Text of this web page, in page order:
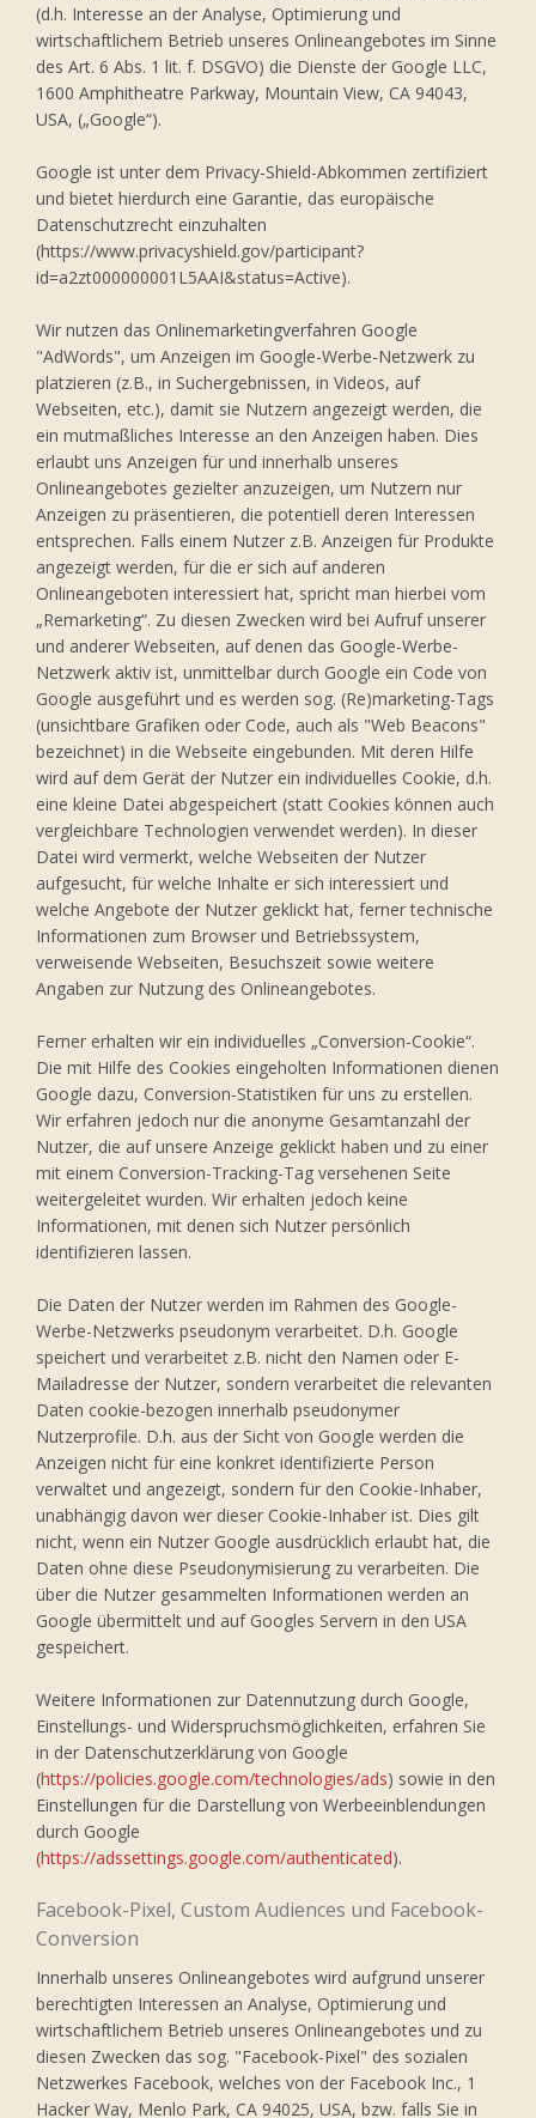
(d.h. Interesse an der Analyse, Optimierung und
wirtschaftlichem Betrieb unseres Onlineangebotes im Sinne
des Art. 6 Abs. 1 lit. f. DSGVO) die Dienste der Google LLC,
1600 Amphitheatre Parkway, Mountain View, CA 94043,
USA, („Google“).
Google ist unter dem Privacy-Shield-Abkommen zertifiziert
und bietet hierdurch eine Garantie, das europäische
Datenschutzrecht einzuhalten
(https://www.privacyshield.gov/participant?
id=a2zt000000001L5AAI&status=Active).
Wir nutzen das Onlinemarketingverfahren Google
"AdWords", um Anzeigen im Google-Werbe-Netzwerk zu
platzieren (z.B., in Suchergebnissen, in Videos, auf
Webseiten, etc.), damit sie Nutzern angezeigt werden, die
ein mutmaßliches Interesse an den Anzeigen haben. Dies
erlaubt uns Anzeigen für und innerhalb unseres
Onlineangebotes gezielter anzuzeigen, um Nutzern nur
Anzeigen zu präsentieren, die potentiell deren Interessen
entsprechen. Falls einem Nutzer z.B. Anzeigen für Produkte
angezeigt werden, für die er sich auf anderen
Onlineangeboten interessiert hat, spricht man hierbei vom
„Remarketing“. Zu diesen Zwecken wird bei Aufruf unserer
und anderer Webseiten, auf denen das Google-Werbe-
Netzwerk aktiv ist, unmittelbar durch Google ein Code von
Google ausgeführt und es werden sog. (Re)marketing-Tags
(unsichtbare Grafiken oder Code, auch als "Web Beacons"
bezeichnet) in die Webseite eingebunden. Mit deren Hilfe
wird auf dem Gerät der Nutzer ein individuelles Cookie, d.h.
eine kleine Datei abgespeichert (statt Cookies können auch
vergleichbare Technologien verwendet werden). In dieser
Datei wird vermerkt, welche Webseiten der Nutzer
aufgesucht, für welche Inhalte er sich interessiert und
welche Angebote der Nutzer geklickt hat, ferner technische
Informationen zum Browser und Betriebssystem,
verweisende Webseiten, Besuchszeit sowie weitere
Angaben zur Nutzung des Onlineangebotes.
Ferner erhalten wir ein individuelles „Conversion-Cookie“.
Die mit Hilfe des Cookies eingeholten Informationen dienen
Google dazu, Conversion-Statistiken für uns zu erstellen.
Wir erfahren jedoch nur die anonyme Gesamtanzahl der
Nutzer, die auf unsere Anzeige geklickt haben und zu einer
mit einem Conversion-Tracking-Tag versehenen Seite
weitergeleitet wurden. Wir erhalten jedoch keine
Informationen, mit denen sich Nutzer persönlich
identifizieren lassen.
Die Daten der Nutzer werden im Rahmen des Google-
Werbe-Netzwerks pseudonym verarbeitet. D.h. Google
speichert und verarbeitet z.B. nicht den Namen oder E-
Mailadresse der Nutzer, sondern verarbeitet die relevanten
Daten cookie-bezogen innerhalb pseudonymer
Nutzerprofile. D.h. aus der Sicht von Google werden die
Anzeigen nicht für eine konkret identifizierte Person
verwaltet und angezeigt, sondern für den Cookie-Inhaber,
unabhängig davon wer dieser Cookie-Inhaber ist. Dies gilt
nicht, wenn ein Nutzer Google ausdrücklich erlaubt hat, die
Daten ohne diese Pseudonymisierung zu verarbeiten. Die
über die Nutzer gesammelten Informationen werden an
Google übermittelt und auf Googles Servern in den USA
gespeichert.
Weitere Informationen zur Datennutzung durch Google,
Einstellungs- und Widerspruchsmöglichkeiten, erfahren Sie
in der Datenschutzerklärung von Google
(https://policies.google.com/technologies/ads) sowie in den
Einstellungen für die Darstellung von Werbeeinblendungen
durch Google
(https://adssettings.google.com/authenticated).
Facebook-Pixel, Custom Audiences und Facebook-
Conversion
Innerhalb unseres Onlineangebotes wird aufgrund unserer
berechtigten Interessen an Analyse, Optimierung und
wirtschaftlichem Betrieb unseres Onlineangebotes und zu
diesen Zwecken das sog. "Facebook-Pixel" des sozialen
Netzwerkes Facebook, welches von der Facebook Inc., 1
Hacker Way, Menlo Park, CA 94025, USA, bzw. falls Sie in